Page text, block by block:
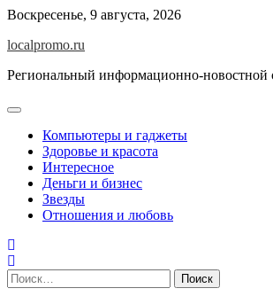
Перейти
содержимому
Воскресенье, 9 августа, 2026
localpromo.ru
Региональный информационно-новостной
Компьютеры и гаджеты
Здоровье и красота
Интересное
Деньги и бизнес
Звезды
Отношения и любовь
Найти: